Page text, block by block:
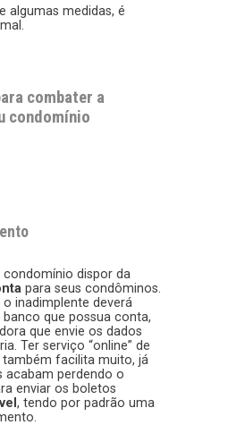
algumas medidas, é
combater a
condomínio
dispor da
para seus condôminos.
inadimplente deverá
que possua conta,
que envie os dados
Ter serviço “online” de
também facilita muito, já
acabam perdendo o
enviar os boletos
, tendo por padrão uma